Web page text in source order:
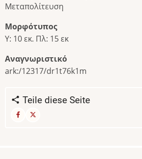
Μεταπολίτευση
Μορφότυπος
Υ: 10 εκ. Πλ: 15 εκ
Αναγνωριστικό
ark:/12317/dr1t76k1m
Teile diese Seite